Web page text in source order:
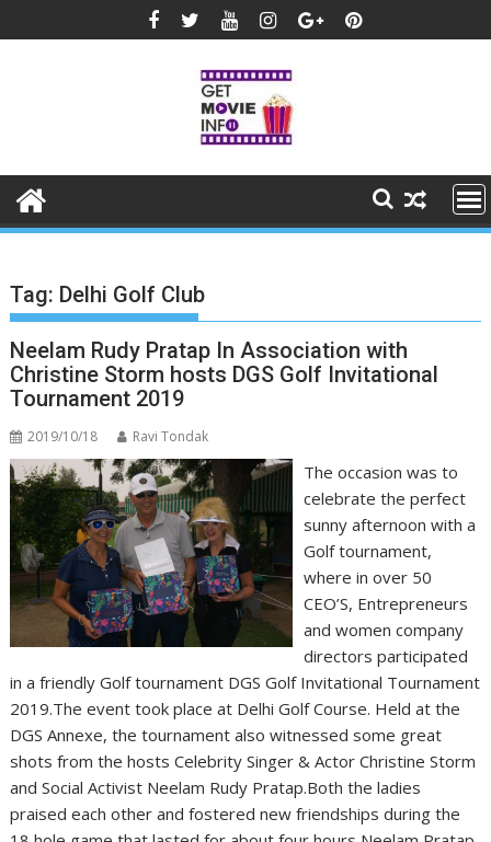
to
Tag: Delhi Golf Club
Neelam Rudy Pratap In Association with
Christine Storm hosts DGS Golf Invitational
Tournament 2019
2019/10/18 Ravi Tondak
The occasion was to
celebrate the perfect
sunny afternoon with a
Golf tournament,
where in over 50
CEO’S, Entrepreneurs
and women company
directors participated
in a friendly Golf tournament DGS Golf Invitational Tournament
2019.The event took place at Delhi Golf Course. Held at the
DGS Annexe, the tournament also witnessed some great
shots from the hosts Celebrity Singer & Actor Christine Storm
and Social Activist Neelam Rudy Pratap.Both the ladies
praised each other and fostered new friendships during the